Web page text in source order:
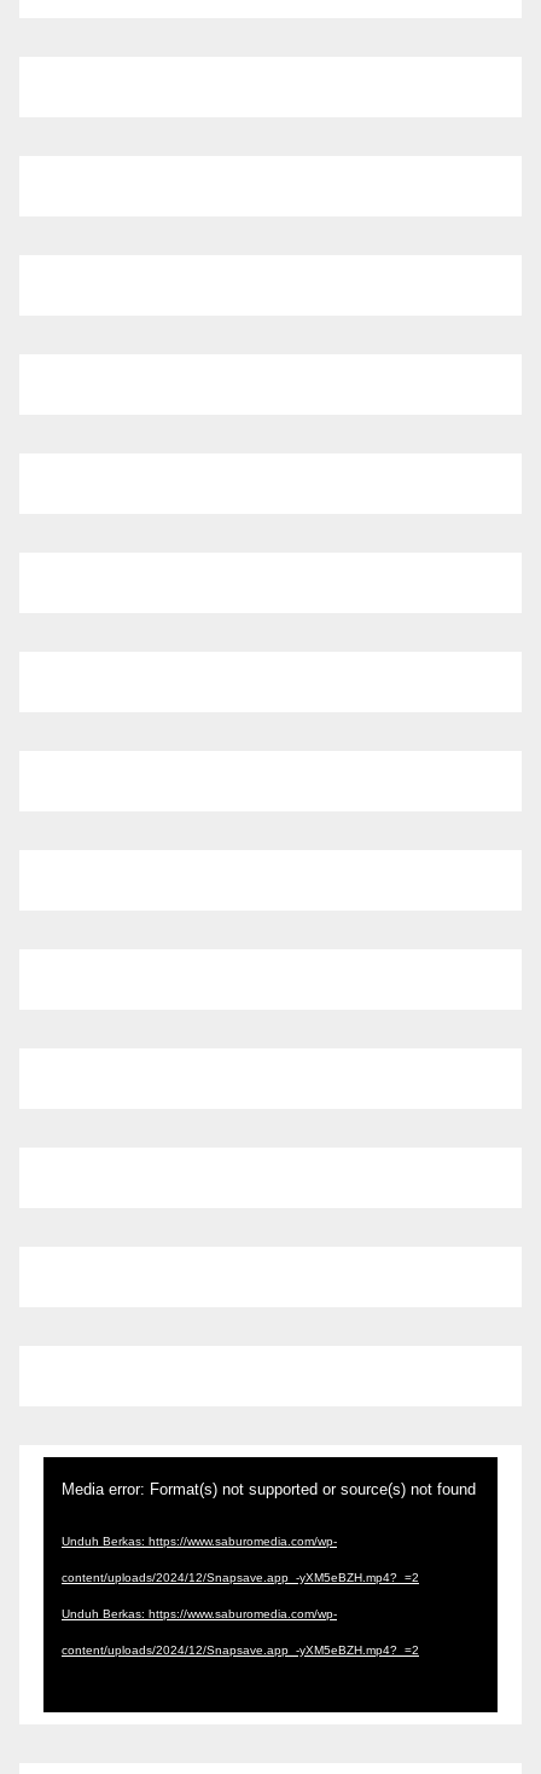
Media error: Format(s) not supported or source(s) not found
Unduh Berkas: https://www.saburomedia.com/wp-
content/uploads/2024/12/Snapsave.app_-yXM5eBZH.mp4?_=2
Unduh Berkas: https://www.saburomedia.com/wp-
content/uploads/2024/12/Snapsave.app_-yXM5eBZH.mp4?_=2